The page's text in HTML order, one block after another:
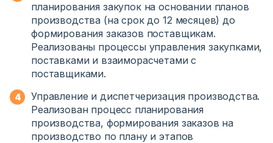
планирования закупок на основании планов
производства (на срок до 12 месяцев) до
формирования заказов поставщикам.
Реализованы процессы управления закупками,
поставками и взаиморасчетами с
поставщиками.
Управление и диспетчеризация производства.
Реализован процесс планирования
производства, формирования заказов на
производство по плану и этапов